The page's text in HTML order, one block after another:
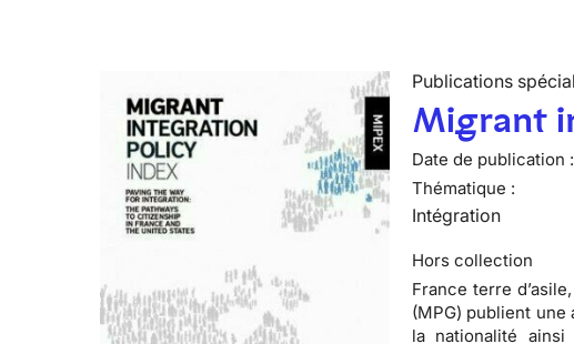
Publications
Migrant
Date de publication :
Thématique :
Intégration
Hors collection
France terre
(MPG) publient une
la nationalité ainsi